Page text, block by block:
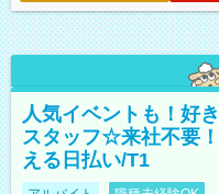
人気イベントも！好
スタッフ☆来社不要
える日払い/T1